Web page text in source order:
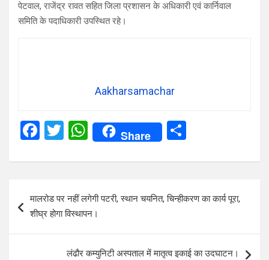
पेटवाल, राजेंद्र रावत सहित जिला प्रशासन के अधिकारी एवं कार्निवाल
समिति के पदाधिकारी उपस्थित रहे।
Aakharsamachar
F
ce
b
o
o
T
tt
er
W
h
at
s
A
p
Share
ar
navigation
मालरोड पर नहीं लगेगी पटरी, स्थान चयनित, चिन्हीकरण का कार्य पूरा,
शीघ्र होगा विस्थापन।
लंढौर कम्युनिटी अस्पताल में मातृत्व इकाई का उदघाटन।